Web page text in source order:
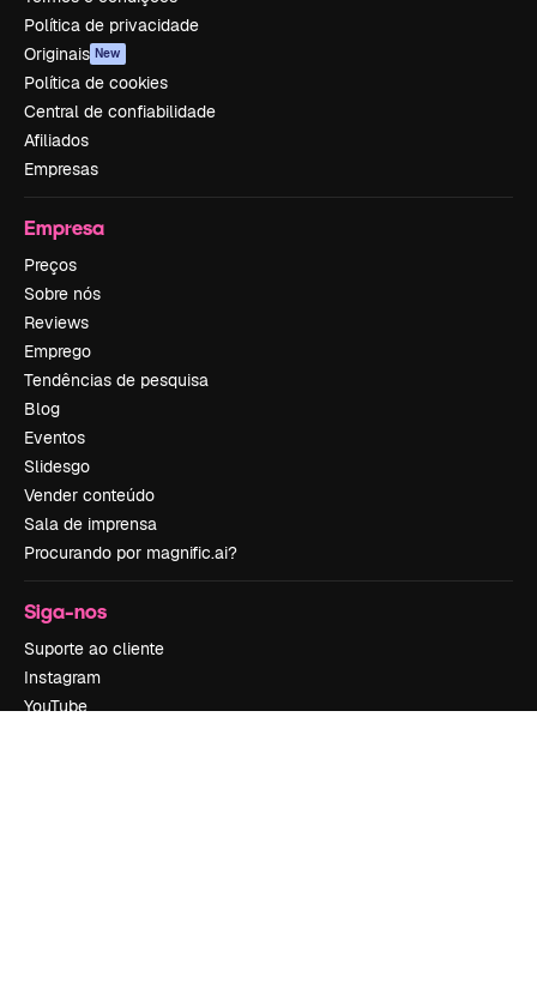
Política de privacidade
Originais New
Política de cookies
Central de confiabilidade
Afiliados
Empresas
Empresa
Preços
Sobre nós
Reviews
Emprego
Tendências de pesquisa
Blog
Eventos
Slidesgo
Vender conteúdo
Sala de imprensa
Procurando por magnific.ai?
Siga-nos
Suporte ao cliente
Instagram
YouTube